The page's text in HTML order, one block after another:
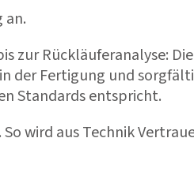
an.
zur Rückläuferanalyse:
der Fertigung und
Standards entspricht.
wird aus Technik